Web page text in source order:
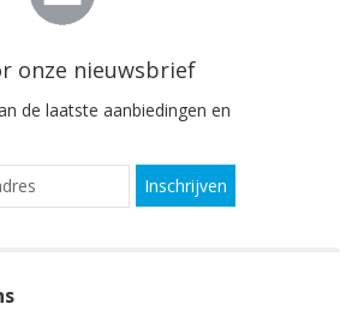
onze nieuwsbrief
de laatste aanbiedingen en
Inschrijven